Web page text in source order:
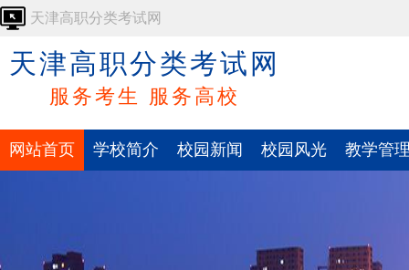
天津高职分类考试网
天津高职分类考试网
服务考生 服务高校
网站首页 学校简介 校园新闻 校园风光 教学管